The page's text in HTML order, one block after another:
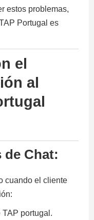
estos problemas,
Portugal es
el
al
de Chat:
cuando el cliente
portugal.